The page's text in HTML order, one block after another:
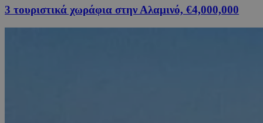
3 τουριστικά χωράφια στην Αλαμινό, €4,000,000